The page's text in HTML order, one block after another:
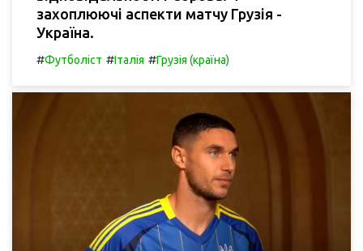
захоплюючі аспекти матчу Грузія -
Україна.
#Футболіст #Італія #Грузія (країна)